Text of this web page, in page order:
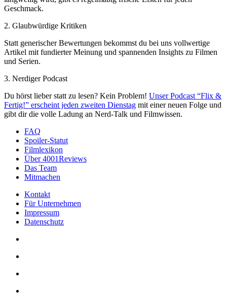
Geschmack.
2. Glaubwürdige Kritiken
Statt generischer Bewertungen bekommst du bei uns vollwertige
Artikel mit fundierter Meinung und spannenden Insights zu Filmen
und Serien.
3. Nerdiger Podcast
Du hörst lieber statt zu lesen? Kein Problem! Unser Podcast “Flix &
Fertig!” erscheint jeden zweiten Dienstag mit einer neuen Folge und
gibt dir die volle Ladung an Nerd-Talk und Filmwissen.
FAQ
Spoiler-Statut
Filmlexikon
Über 4001Reviews
Das Team
Mitmachen
Kontakt
Für Unternehmen
Impressum
Datenschutz